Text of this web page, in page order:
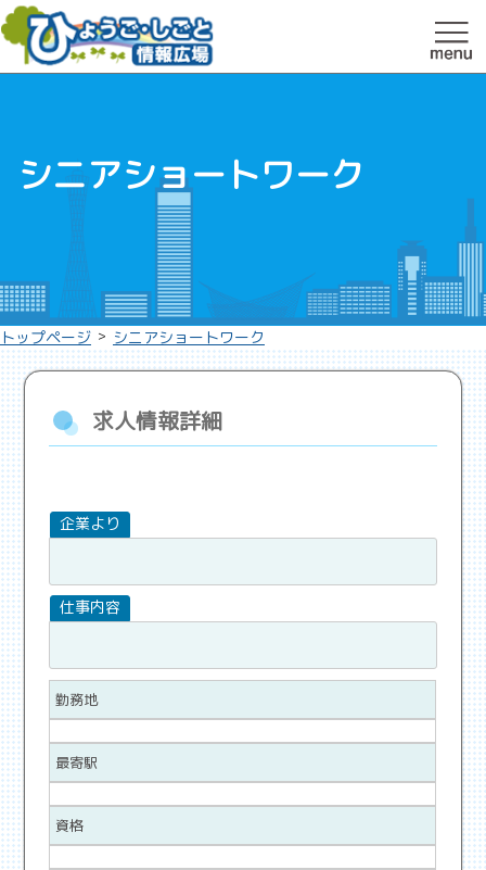
シニアショートワーク
トップページ > シニアショートワーク
求人情報詳細
勤務地
最寄駅
資格